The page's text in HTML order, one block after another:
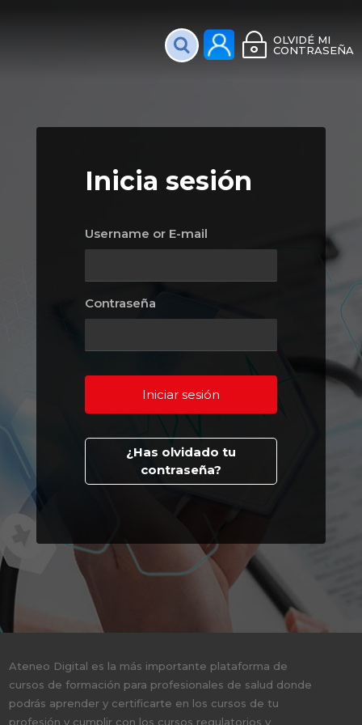
PlataformaOLVIDÉ MI
CONTRASEÑA
Inicia sesión
Username or E-mail
Contraseña
¿Has olvidado tu
contraseña?
Ateneo Digital es la más importante plataforma de
cursos de formación para profesionales de salud donde
podrás aprender y certificarte en los cursos de tu
profesión y cumplir con los cursos regulatorios y